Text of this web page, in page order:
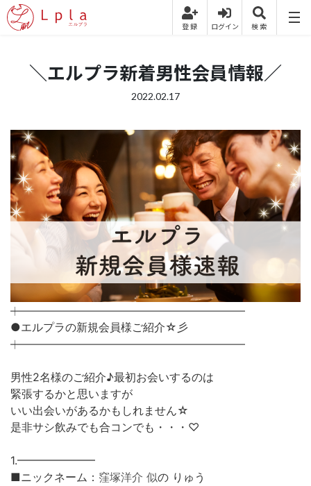
＼エルプラ新着男性会員情報／
2022.02.17
┿━━━━━━━━━━━━━━━━━━━━━━━━━
●エルプラの新規会員様ご紹介☆彡
┿━━━━━━━━━━━━━━━━━━━━━━━━━
男性2名様のご紹介♪最初お会いするのは
緊張するかと思いますが
いい出会いがあるかもしれません☆
是非サシ飲みでも合コンでも・・・♡
1.━━━━━━━
■ニックネーム： 窪塚洋介 似の りゅう